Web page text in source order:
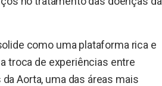
como uma plataforma rica e
troca de experiências entre
Aorta, uma das áreas mais